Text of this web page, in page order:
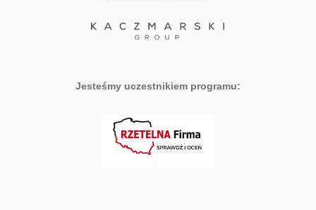
Jesteśmy uczestnikiem programu: